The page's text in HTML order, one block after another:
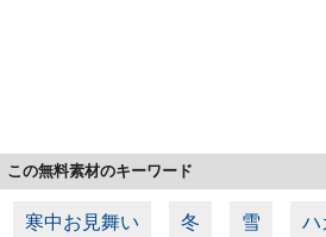
この無料素材のキーワード
寒中お見舞い 冬 雪 ハ